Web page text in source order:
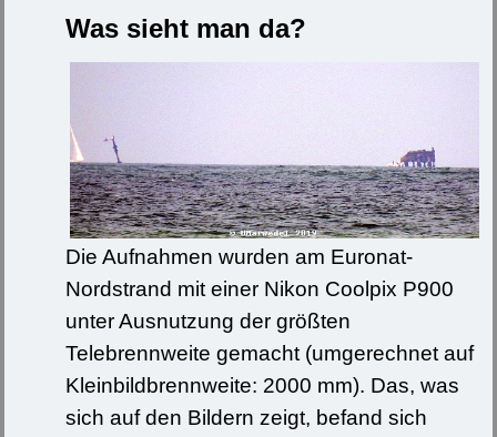
Was sieht man da?
Die Aufnahmen wurden am Euronat-
Nordstrand mit einer Nikon Coolpix P900
unter Ausnutzung der größten
Telebrennweite gemacht (umgerechnet auf
Kleinbildbrennweite: 2000 mm). Das, was
sich auf den Bildern zeigt, befand sich